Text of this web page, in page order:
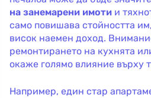
на занемарени имоти и
само повишава стойността
висок наемен доход.
ремонтирането на кухнята
окаже голямо влияние върху
Например, един стар